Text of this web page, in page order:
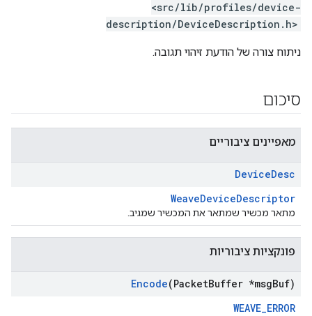
<src/lib/profiles/device-
description/DeviceDescription.h>
ניתוח צורה של הודעת זיהוי תגובה.
סיכום
מאפיינים ציבוריים
DeviceDesc
WeaveDeviceDescriptor
מתאר מכשיר שמתאר את המכשיר שמגיב.
פונקציות ציבוריות
Encode(PacketBuffer *msgBuf)
WEAVE_ERROR